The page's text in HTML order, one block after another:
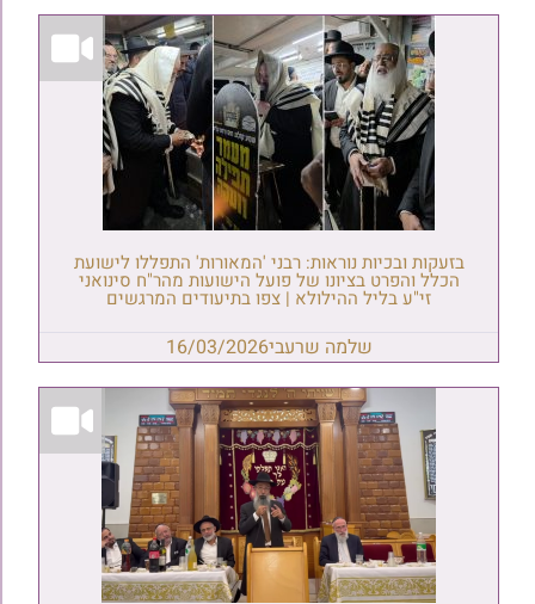
בזעקות ובכיות נוראות: רבני 'המאורות' התפללו לישועת
הכלל והפרט בציונו של פועל הישועות מהר"ח סינואני
זי"ע בליל ההילולא | צפו בתיעודים המרגשים
שלמה שרעבי16/03/2026